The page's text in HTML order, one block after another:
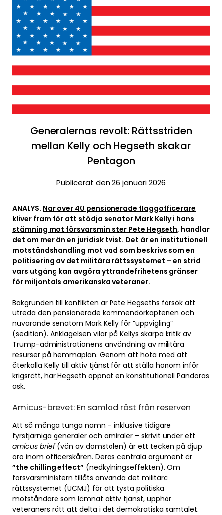
Generalernas revolt: Rättsstriden
mellan Kelly och Hegseth skakar
Pentagon
Publicerat den 26 januari 2026
ANALYS. När över 40 pensionerade flaggofficerare
kliver fram för att stödja senator Mark Kelly i hans
stämning mot försvarsminister Pete Hegseth, handlar
det om mer än en juridisk tvist. Det är en institutionell
motståndshandling mot vad som beskrivs som en
politisering av det militära rättssystemet – en strid
vars utgång kan avgöra yttrandefrihetens gränser
för miljontals amerikanska veteraner.
Bakgrunden till konflikten är Pete Hegseths försök att
utreda den pensionerade kommendörkaptenen och
nuvarande senatorn Mark Kelly för ”uppvigling”
(sedition). Anklagelsen vilar på Kellys skarpa kritik av
Trump-administrationens användning av militära
resurser på hemmaplan. Genom att hota med att
återkalla Kelly till aktiv tjänst för att ställa honom inför
krigsrätt, har Hegseth öppnat en konstitutionell Pandoras
ask.
Amicus-brevet: En samlad röst från reserven
Att så många tunga namn – inklusive tidigare
fyrstjärniga generaler och amiraler – skrivit under ett
amicus brief(vän av domstolen) är ett tecken på djup
oro inom officerskåren. Deras centrala argument är
”the chilling effect” (nedkylningseffekten). Om
försvarsministern tillåts använda det militära
rättssystemet (UCMJ) för att tysta politiska
motståndare som lämnat aktiv tjänst, upphör
veteraners rätt att delta i det demokratiska samtalet.